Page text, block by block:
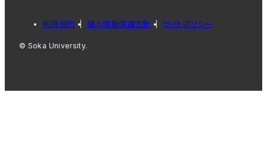
利用規約 個人情報保護方針 サイトポリシー
© Soka University.